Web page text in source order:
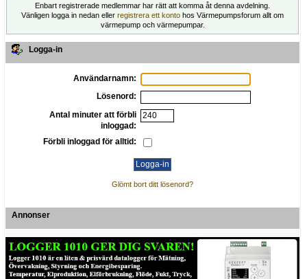
Enbart registrerade medlemmar har rätt att komma åt denna avdelning.
Vänligen logga in nedan eller registrera ett konto hos Värmepumpsforum allt om
värmepump och värmepumpar.
Logga-in
Användarnamn:
Lösenord:
Antal minuter att förbli
inloggad:
Förbli inloggad för alltid:
Glömt bort ditt lösenord?
Annonser